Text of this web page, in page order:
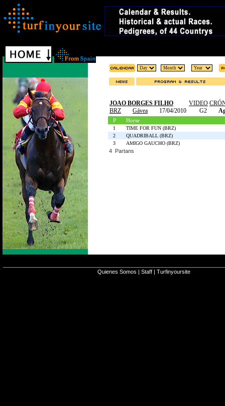
JOAO BORGES FILHO VIDEO
BRZ
Gávea 17/04/2010 G2
P Horse
1
TIME FOR FUN (BRZ)
2
QUADRIBALL (BRZ)
3
AMIGO GAUCHO (BRZ)
4 Partans
Quienes Somos | Staff | Turfinyoursite